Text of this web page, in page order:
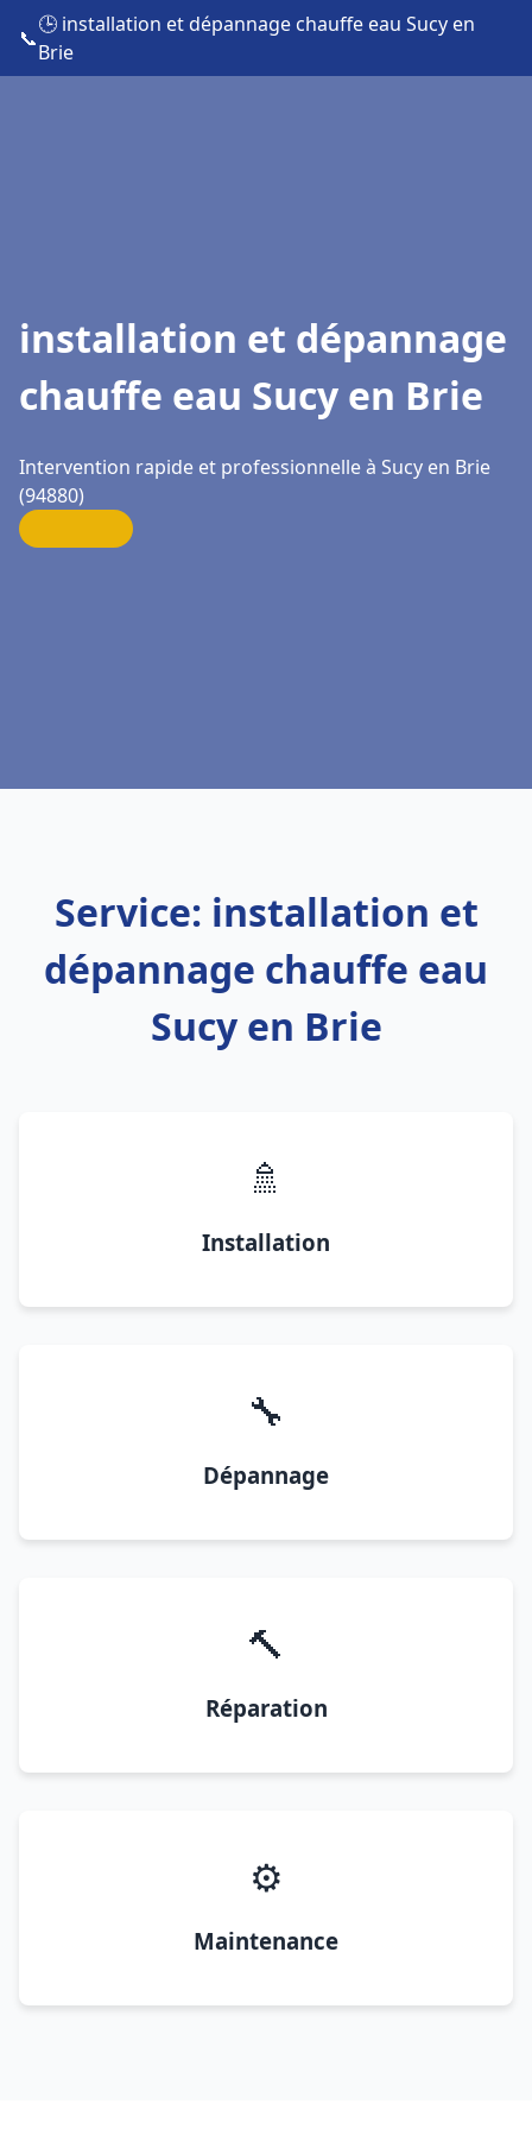
📞
🕒 installation et dépannage chauffe eau Sucy en
Brie
installation et dépannage
chauffe eau Sucy en Brie
Intervention rapide et professionnelle à Sucy en Brie
(94880)
Service: installation et
dépannage chauffe eau
Sucy en Brie
🚿
Installation
🔧
Dépannage
🔨
Réparation
⚙️
Maintenance